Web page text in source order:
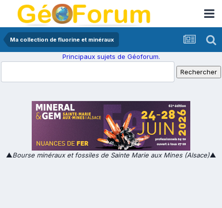
Ma collection de fluorine et minéraux
Principaux sujets de Géoforum.
▲Bourse minéraux et fossiles de Sainte Marie aux Mines (Alsace)▲